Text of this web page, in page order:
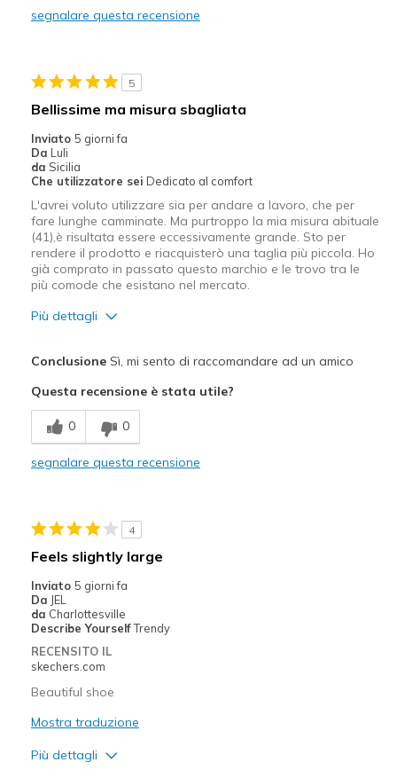
View On Shoes
I'm Into Shoes
segnalare questa recensione
5
Bellissime ma misura sbagliata
Inviato 5 giorni fa
Da Luli
da Sicilia
Che utilizzatore sei Dedicato al comfort
L'avrei voluto utilizzare sia per andare a lavoro, che per
fare lunghe camminate. Ma purtroppo la mia misura abituale
(41),è risultata essere eccessivamente grande. Sto per
rendere il prodotto e riacquisterò una taglia più piccola. Ho
già comprato in passato questo marchio e le trovo tra le
più comode che esistano nel mercato.
Più dettagli
Design attrattivo
Grande imbottitura
Migliori Utilizzi:
Larghezza
Taglie
Punti di vista sulle
scarpe
ConclusioneSì, mi sento di raccomandare ad un amico
Questa recensione è stata utile?
0 0
segnalare questa recensione
4
Feels slightly large
Inviato 5 giorni fa
Da JEL
da Charlottesville
Describe YourselfTrendy
RECENSITO IL
skechers.com
Beautiful shoe
Mostra traduzione
Più dettagli